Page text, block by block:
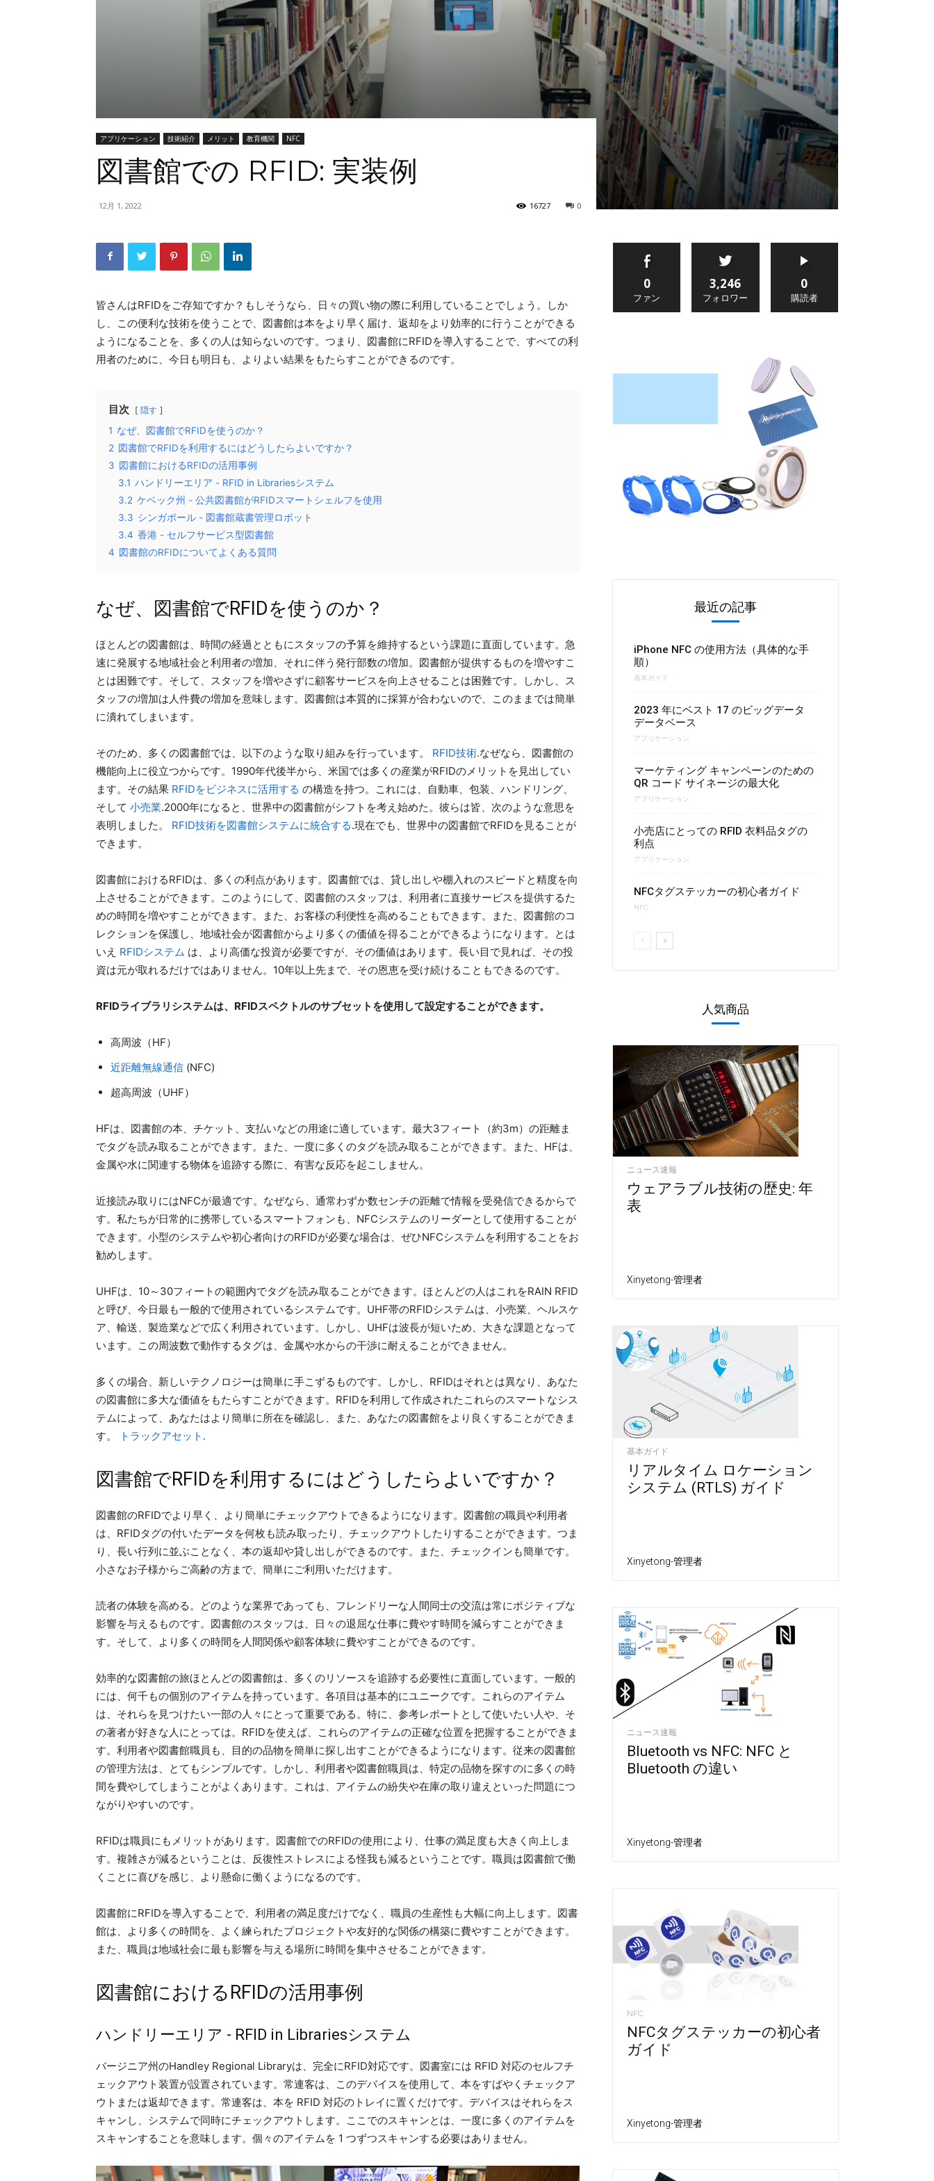
アプリケーション 技術紹介 メリット 教育機関 NFC
図書館での RFID: 実装例
12月 1, 2022 0
16727
皆さんはRFIDをご存知ですか？もしそうなら、日々の買い物の際に利用していることでしょう。しか
し、この便利な技術を使うことで、図書館は本をより早く届け、返却をより効率的に行うことができる
ようになることを、多くの人は知らないのです。つまり、図書館にRFIDを導入することで、すべての利
用者のために、今日も明日も、よりよい結果をもたらすことができるのです。
目次 隠す
1 なぜ、図書館でRFIDを使うのか？
2 図書館でRFIDを利用するにはどうしたらよいですか？
3 図書館におけるRFIDの活用事例
3.1 ハンドリーエリア - RFID in Librariesシステム
3.2 ケベック州 - 公共図書館がRFIDスマートシェルフを使用
3.3 シンガポール - 図書館蔵書管理ロボット
3.4 香港 - セルフサービス型図書館
4 図書館のRFIDについてよくある質問
なぜ、図書館でRFIDを使うのか？
ほとんどの図書館は、時間の経過とともにスタッフの予算を維持するという課題に直面しています。急
速に発展する地域社会と利用者の増加、それに伴う発行部数の増加。図書館が提供するものを増やすこ
とは困難です。そして、スタッフを増やさずに顧客サービスを向上させることは困難です。しかし、ス
タッフの増加は人件費の増加を意味します。図書館は本質的に採算が合わないので、このままでは簡単
に潰れてしまいます。
そのため、多くの図書館では、以下のような取り組みを行っています。 RFID技術.なぜなら、図書館の
機能向上に役立つからです。1990年代後半から、米国では多くの産業がRFIDのメリットを見出してい
ます。その結果 RFIDをビジネスに活用する の構造を持つ。これには、自動車、包装、ハンドリング、
そして 小売業.2000年になると、世界中の図書館がシフトを考え始めた。彼らは皆、次のような意思を
表明しました。 RFID技術を図書館システムに統合する.現在でも、世界中の図書館でRFIDを見ることが
できます。
図書館におけるRFIDは、多くの利点があります。図書館では、貸し出しや棚入れのスピードと精度を向
上させることができます。このようにして、図書館のスタッフは、利用者に直接サービスを提供するた
めの時間を増やすことができます。また、お客様の利便性を高めることもできます。また、図書館のコ
レクションを保護し、地域社会が図書館からより多くの価値を得ることができるようになります。とは
いえ RFIDシステム は、より高価な投資が必要ですが、その価値はあります。長い目で見れば、その投
資は元が取れるだけではありません。10年以上先まで、その恩恵を受け続けることもできるのです。
RFIDライブラリシステムは、RFIDスペクトルのサブセットを使用して設定することができます。
高周波（HF）
近距離無線通信 (NFC)
超高周波（UHF）
HFは、図書館の本、チケット、支払いなどの用途に適しています。最大3フィート（約3m）の距離ま
でタグを読み取ることができます。また、一度に多くのタグを読み取ることができます。また、HFは、
金属や水に関連する物体を追跡する際に、有害な反応を起こしません。
近接読み取りにはNFCが最適です。なぜなら、通常わずか数センチの距離で情報を受発信できるからで
す。私たちが日常的に携帯しているスマートフォンも、NFCシステムのリーダーとして使用することが
できます。小型のシステムや初心者向けのRFIDが必要な場合は、ぜひNFCシステムを利用することをお
勧めします。
UHFは、10～30フィートの範囲内でタグを読み取ることができます。ほとんどの人はこれをRAIN RFID
と呼び、今日最も一般的で使用されているシステムです。UHF帯のRFIDシステムは、小売業、ヘルスケ
ア、輸送、製造業などで広く利用されています。しかし、UHFは波長が短いため、大きな課題となって
います。この周波数で動作するタグは、金属や水からの干渉に耐えることができません。
多くの場合、新しいテクノロジーは簡単に手こずるものです。しかし、RFIDはそれとは異なり、あなた
の図書館に多大な価値をもたらすことができます。RFIDを利用して作成されたこれらのスマートなシス
テムによって、あなたはより簡単に所在を確認し、また、あなたの図書館をより良くすることができま
す。
トラックアセット .
図書館でRFIDを利用するにはどうしたらよいですか？
図書館のRFIDでより早く、より簡単にチェックアウトできるようになります。図書館の職員や利用者
は、RFIDタグの付いたデータを何枚も読み取ったり、チェックアウトしたりすることができます。つま
り、長い行列に並ぶことなく、本の返却や貸し出しができるのです。また、チェックインも簡単です。
小さなお子様からご高齢の方まで、簡単にご利用いただけます。
読者の体験を高める。どのような業界であっても、フレンドリーな人間同士の交流は常にポジティブな
影響を与えるものです。図書館のスタッフは、日々の退屈な仕事に費やす時間を減らすことができま
す。そして、より多くの時間を人間関係や顧客体験に費やすことができるのです。
効率的な図書館の旅ほとんどの図書館は、多くのリソースを追跡する必要性に直面しています。一般的
には、何千もの個別のアイテムを持っています。各項目は基本的にユニークです。これらのアイテム
は、それらを見つけたい一部の人々にとって重要である。特に、参考レポートとして使いたい人や、そ
の著者が好きな人にとっては。RFIDを使えば、これらのアイテムの正確な位置を把握することができま
す。利用者や図書館職員も、目的の品物を簡単に探し出すことができるようになります。従来の図書館
の管理方法は、とてもシンプルです。しかし、利用者や図書館職員は、特定の品物を探すのに多くの時
間を費やしてしまうことがよくあります。これは、アイテムの紛失や在庫の取り違えといった問題につ
ながりやすいのです。
RFIDは職員にもメリットがあります。図書館でのRFIDの使用により、仕事の満足度も大きく向上しま
す。複雑さが減るということは、反復性ストレスによる怪我も減るということです。職員は図書館で働
くことに喜びを感じ、より懸命に働くようになるのです。
図書館にRFIDを導入することで、利用者の満足度だけでなく、職員の生産性も大幅に向上します。図書
館は、より多くの時間を、よく練られたプロジェクトや友好的な関係の構築に費やすことができます。
また、職員は地域社会に最も影響を与える場所に時間を集中させることができます。
図書館におけるRFIDの活用事例
ハンドリーエリア - RFID in Librariesシステム
バージニア州のHandley Regional Libraryは、完全にRFID対応です。図書室には RFID 対応のセルフチ
ェックアウト装置が設置されています。常連客は、このデバイスを使用して、本をすばやくチェックア
ウトまたは返却できます。常連客は、本を RFID 対応のトレイに置くだけです。デバイスはそれらをス
キャンし、システムで同時にチェックアウトします。ここでのスキャンとは、一度に多くのアイテムを
スキャンすることを意味します。個々のアイテムを 1 つずつスキャンする必要はありません。
0
ファン
3,246
フォロワー
0
購読者
最近の記事
iPhone NFC の使用方法（具体的な手
順）
基本ガイド
2023 年にベスト 17 のビッグデータ
データベース
アプリケーション
マーケティング キャンペーンのための
QR コード サイネージの最大化
アプリケーション
小売店にとっての RFID 衣料品タグの
利点
アプリケーション
NFCタグステッカーの初心者ガイド
NFC
人気商品
ニュース速報
ウェアラブル技術の歴史: 年
表
Xinyetong-管理者
基本ガイド
リアルタイム ロケーション
システム (RTLS) ガイド
Xinyetong-管理者
ニュース速報
Bluetooth vs NFC: NFC と
Bluetooth の違い
Xinyetong-管理者
NFC
NFCタグステッカーの初心者
ガイド
Xinyetong-管理者